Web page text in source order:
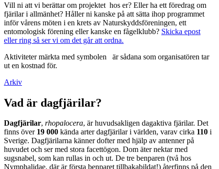
Vill ni att vi berättar om projektet hos er? Eller ha ett föredrag om
fjärilar i allmänhet? Håller ni kanske på att sätta ihop programmet
inför vårens möten i en krets av Naturskyddsföreningen, ett
entomologisk förening eller kanske en fågelklubb? Skicka epost
eller ring så ser vi om det går att ordna.
Aktiviteter märkta med symbolen
är sådana som organisatören tar
ut en kostnad för.
Arkiv
Vad är dagfjärilar?
Dagfjärilar, rhopalocera, är huvudsakligen dagaktiva fjärilar. Det
finns över 19 000 kända arter dagfjärilar i världen, varav cirka 110 i
Sverige. Dagfjärilarna känner dofter med hjälp av antenner på
huvudet och ser med stora facettögon. Dom äter nektar med
sugsnabel, som kan rullas in och ut. De tre benparen (två hos
Nymphalidae, där är första benparet tillbakabildat!) återfinns på den